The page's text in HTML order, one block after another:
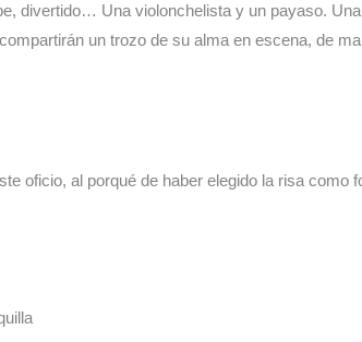
divertido… Una violonchelista y un payaso.
un trozo de su alma en escena, de
oficio, al porqué de haber elegido la risa como